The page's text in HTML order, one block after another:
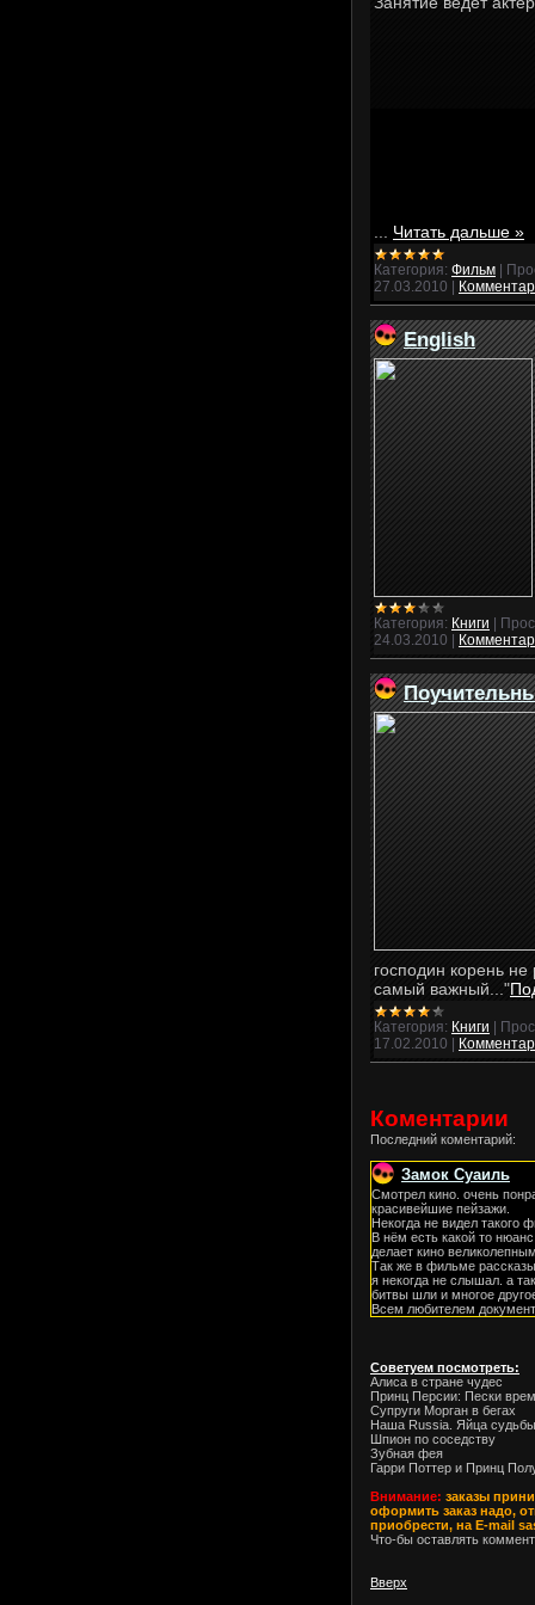
Читать дальше »
Категория: Фильм
27.03.2010
English
Категория: Книги
24.03.2010
господин корень
самый важный..."
Категория: Книги
17.02.2010
Коментарии
Последний коментарий:
Замок Суаиль
Смотрел кино. очень
красивейшие пейзажи.
Некогда не видел такого
В нём есть какой то
делает кино
Так же в фильме
я некогда не слышал. а
битвы шли и многое
Всем любителем
Советуем посмотреть:
Алиса в стране чудес
Принц Персии: Пески
Супруги Морган в бегах
Наша Russia. Яйца судьбы
Шпион по соседству
Зубная фея
Гарри Поттер и Принц
Внимание: заказы
оформить заказ надо,
приобрести, на E-mail
Что-бы оставлять
Вверх